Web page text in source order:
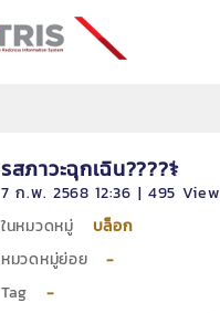
รสภาวะฉุกเฉิน????‍⚕️
7 ก.พ. 2568 12:36 | 495 View
ในหมวดหมู่ บล็อก
หมวดหมู่ย่อย-
Tag-